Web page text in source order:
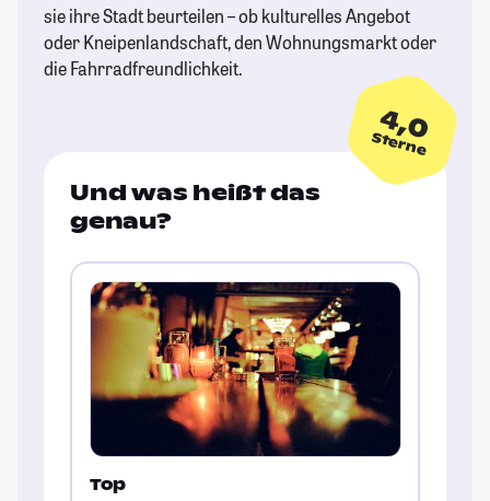
sie ihre Stadt beurteilen – ob kulturelles Angebot
oder Kneipenlandschaft, den Wohnungsmarkt oder
die Fahrradfreundlichkeit.
4,0
Sterne
Und was heißt das
genau?
Top